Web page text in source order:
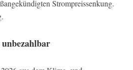
Strompreissenkung.